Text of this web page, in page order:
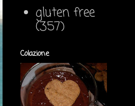
gluten free
(357)
Colazione